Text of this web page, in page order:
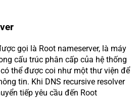
gọi là Root nameserver, là máy
cấu trúc phân cấp của hệ thống
có thể được coi như một thư viện để
tin. Khi DNS recursive resolver
tiếp yêu cầu đến Root